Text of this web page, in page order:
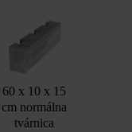
60 x 10 x 15
cm normálna
tvárnica